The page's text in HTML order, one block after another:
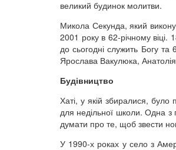
великий будинок молитви.
Микола Секунда, який
2001 року в 62-річному
до сьогодні служить Богу
Ярослава Вакулюка,
Будівництво
Хаті, у якій збиралися,
для недільної школи. Одна з
думати про те, щоб звести
У 1990-х роках у село з